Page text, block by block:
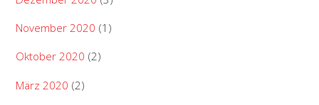
November 2020 (1)
Oktober 2020 (2)
März 2020 (2)